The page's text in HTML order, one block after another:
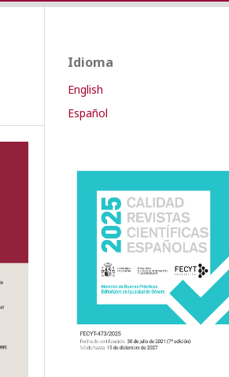
Idioma
English
Español